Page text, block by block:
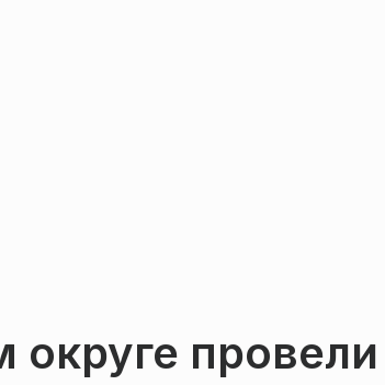
провели